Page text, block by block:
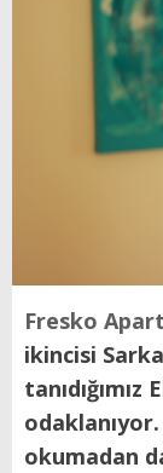
Fresko
ikincisi
okumadan